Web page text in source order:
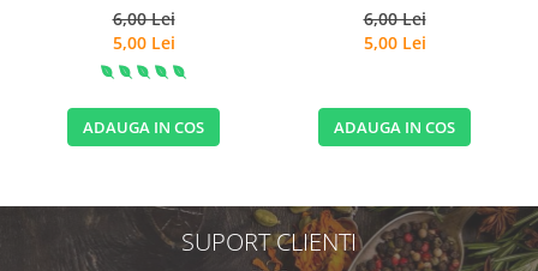
6,00 Lei
5,00 Lei
ADAUGA IN COS
6,00 Lei
5,00 Lei
ADAUGA IN COS
SUPORT CLIENTI